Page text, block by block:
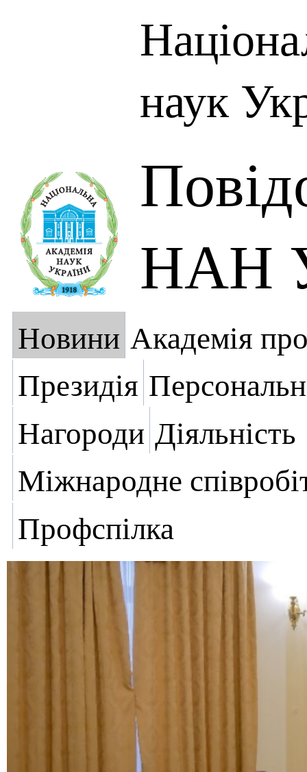
наук
НАН
Новини Академія
Президія
Нагороди Діяльність
Міжнародне
Профспілка